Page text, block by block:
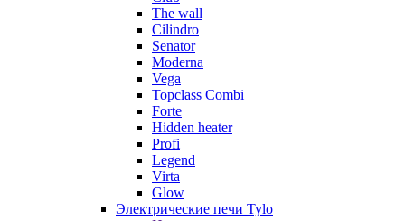
The wall
Cilindro
Senator
Moderna
Vega
Topclass Combi
Forte
Hidden heater
Profi
Legend
Virta
Glow
Электрические печи Tylo